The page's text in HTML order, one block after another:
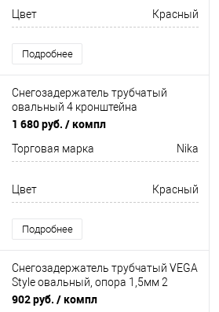
Цвет Красный
Подробнее
Снегозадержатель трубчатый
овальный 4 кронштейна
Оцинков+порошковый окрас
1 680 руб. / компл
Торговая марка Nika
Цвет Красный
Подробнее
Снегозадержатель трубчатый VEGA
Style овальный, опора 1,5мм 2
кронштейна Оцинков+порошковый
902 руб. / компл